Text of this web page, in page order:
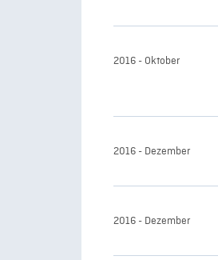
2016 - Oktober
2016 - Dezember
2016 - Dezember